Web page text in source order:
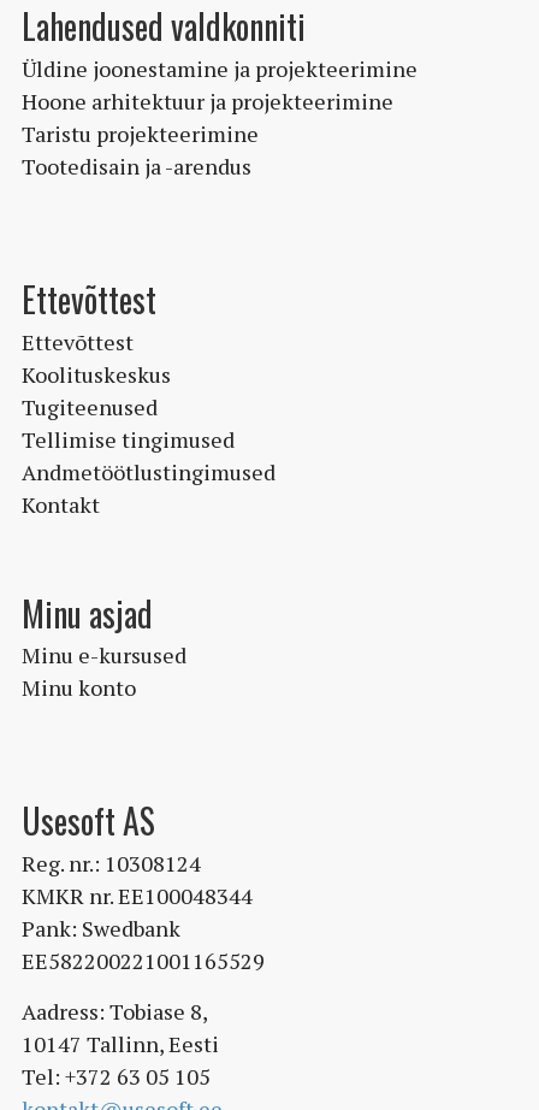
Lahendused valdkonniti
Üldine joonestamine ja projekteerimine
Hoone arhitektuur ja projekteerimine
Taristu projekteerimine
Tootedisain ja -arendus
Ettevõttest
Ettevõttest
Koolituskeskus
Tugiteenused
Tellimise tingimused
Andmetöötlustingimused
Kontakt
Minu asjad
Minu e-kursused
Minu konto
Usesoft AS
Reg. nr.: 10308124
KMKR nr. EE100048344
Pank: Swedbank
EE582200221001165529
Aadress: Tobiase 8,
10147 Tallinn, Eesti
Tel: +372 63 05 105